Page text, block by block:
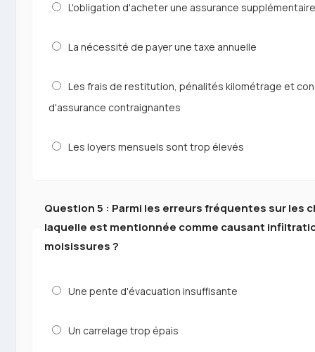
L'obligation d'acheter une assurance supplémentaire
La nécessité de payer une taxe annuelle
Les frais de restitution, pénalités kilométrage et
d'assurance contraignantes
Les loyers mensuels sont trop élevés
Question 5 : Parmi les erreurs fréquentes sur les
laquelle est mentionnée comme causant
moisissures ?
Une pente d'évacuation insuffisante
Un carrelage trop épais